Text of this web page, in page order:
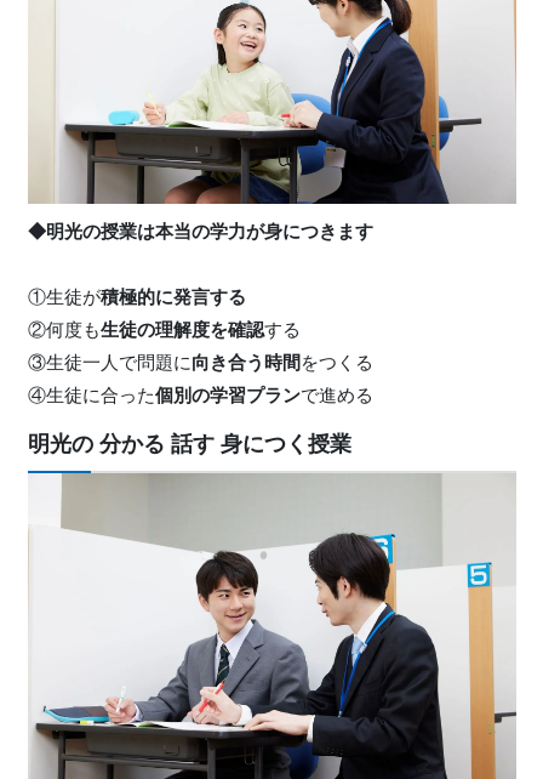
◆明光の授業は本当の学力が身につきます
①生徒が積極的に発言する
②何度も生徒の理解度を確認する
③生徒一人で問題に向き合う時間 をつくる
④生徒に合った個別の学習プランで進める
明光の 分かる 話す 身につく授業